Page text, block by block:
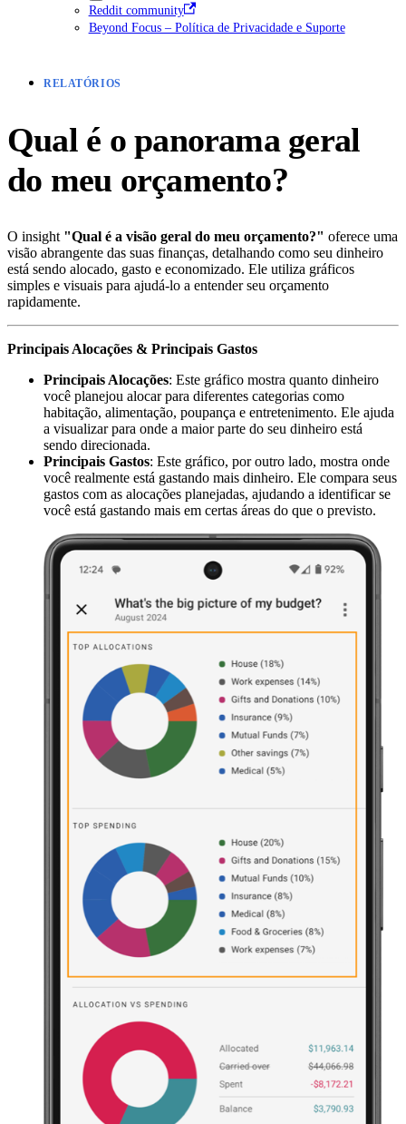
Reddit community
Beyond Focus – Política de Privacidade e Suporte
RELATÓRIOS
Qual é o panorama geral
do meu orçamento?
O insight "Qual é a visão geral do meu orçamento?" oferece uma
visão abrangente das suas finanças, detalhando como seu dinheiro
está sendo alocado, gasto e economizado. Ele utiliza gráficos
simples e visuais para ajudá-lo a entender seu orçamento
rapidamente.
Principais Alocações & Principais Gastos
Principais Alocações: Este gráfico mostra quanto dinheiro
você planejou alocar para diferentes categorias como
habitação, alimentação, poupança e entretenimento. Ele ajuda
a visualizar para onde a maior parte do seu dinheiro está
sendo direcionada.
Principais Gastos: Este gráfico, por outro lado, mostra onde
você realmente está gastando mais dinheiro. Ele compara seus
gastos com as alocações planejadas, ajudando a identificar se
você está gastando mais em certas áreas do que o previsto.